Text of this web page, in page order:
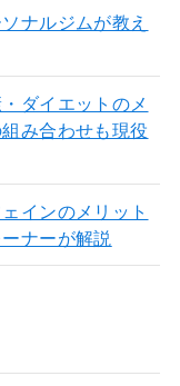
ナルジムが教え
ダイエットのメ
み合わせも現役
インのメリット
ナーが解説